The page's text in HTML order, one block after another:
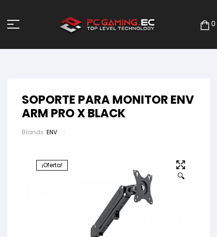
0
SOPORTE PARA MONITOR ENV
ARM PRO X BLACK
Brands: ENV
🔍
¡Oferta!